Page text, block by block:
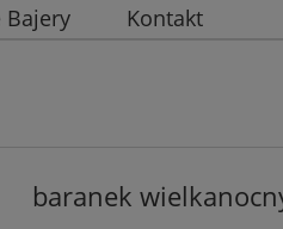
Bajery Kontakt
baranek